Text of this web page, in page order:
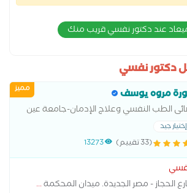
عند دكتور نفسي قريب منك
دكتور نفسي
مميز مروه يوسف
الطب النفسي وعلاج الإدمان-جامعة عين
إختيار جيد
(33 تقييم) 13273
الحجاز - مصر الجديدة. ميدان المحكمة...